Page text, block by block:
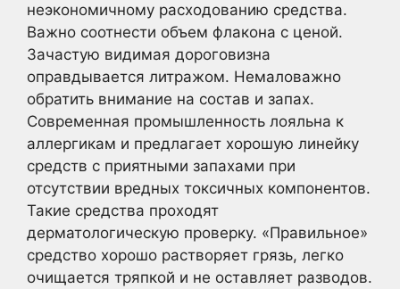
неэкономичному расходованию средства.
Важно соотнести объем флакона с ценой.
Зачастую видимая дороговизна
оправдывается литражом. Немаловажно
обратить внимание на состав и запах.
Современная промышленность лояльна к
аллергикам и предлагает хорошую линейку
средств с приятными запахами при
отсутствии вредных токсичных компонентов.
Такие средства проходят
дерматологическую проверку. «Правильное»
средство хорошо растворяет грязь, легко
очищается тряпкой и не оставляет разводов.